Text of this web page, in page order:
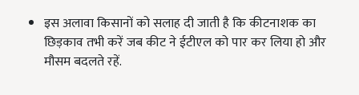
इस अलावा किसानों को सलाह दी जाती है कि कीटनाशक का
छिड़काव तभी करें जब कीट ने ईटीएल को पार कर लिया हो और
मौसम बदलते रहें.